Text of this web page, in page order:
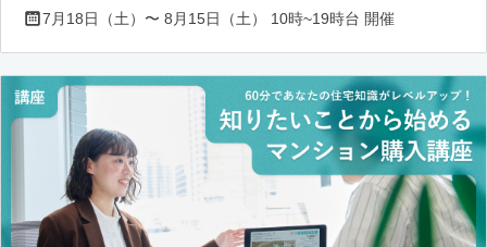
7月18日（土）〜 8月15日（土） 10時~19時台 開催